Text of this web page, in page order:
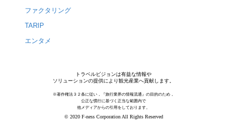
ファクタリング
TARIP
エンタメ
トラベルビジョンは有益な情報や
ソリューションの提供により観光産業へ貢献します。
※著作権法３２条に従い，『旅行業界の情報流通』の目的のため，
公正な慣行に基づく正当な範囲内で
他メディアからの引用をしております。
© 2020 F-ness Corporation All Rights Reserved